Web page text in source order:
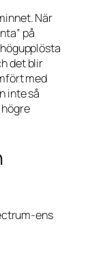
När
på
det blir
med
inte så
ens